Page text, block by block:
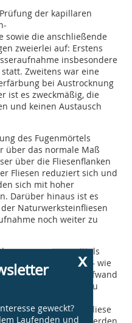
der kapillaren
sowie die anschließende
zweierlei auf: Erstens
insbesondere
Zweitens war eine
bei Austrocknung
ist es zweckmäßig, die
und keinen Austausch
des Fugenmörtels
über das normale Maß
über die Fliesenflanken
Fliesen reduziert sich und
sich mit hoher
Darüber hinaus ist es
Naturwerksteinfliesen
noch weiter zu
war nur mittels
Es ist jedoch – wie
hier mit geringem Aufwand
Daher ist der Einbau
Sofern dies aus
wird, kann eine Fliese
x
geweckt?
Laufenden und